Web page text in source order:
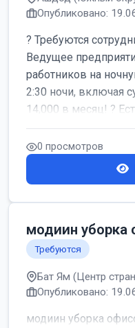
Опубликовано:
? Требуются
Ведущее
работников на
2:30 ночи, включая
14,000 в месяц! ?
0 просмотров
модиин уборка
Требуются
Бат Ям (Центр
Опубликовано:
модиин уборка